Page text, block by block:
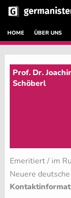
HOME ÜBER UNS
Prof. Dr.
Schöberl
Emeritiert / im
Neuere